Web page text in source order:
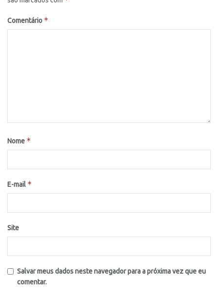
Comentário *
Nome *
E-mail *
Site
Salvar meus dados neste navegador para a próxima vez que eu
comentar.